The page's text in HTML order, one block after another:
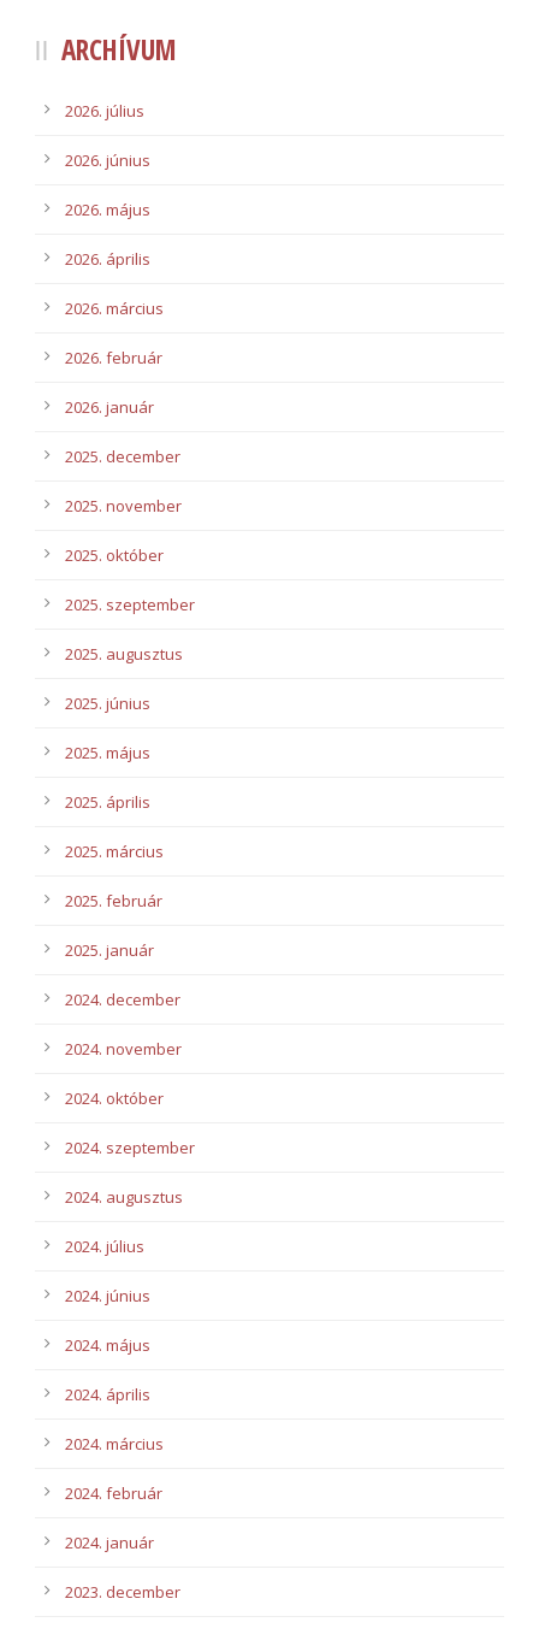
ARCHÍVUM
2026. július
2026. június
2026. május
2026. április
2026. március
2026. február
2026. január
2025. december
2025. november
2025. október
2025. szeptember
2025. augusztus
2025. június
2025. május
2025. április
2025. március
2025. február
2025. január
2024. december
2024. november
2024. október
2024. szeptember
2024. augusztus
2024. július
2024. június
2024. május
2024. április
2024. március
2024. február
2024. január
2023. december